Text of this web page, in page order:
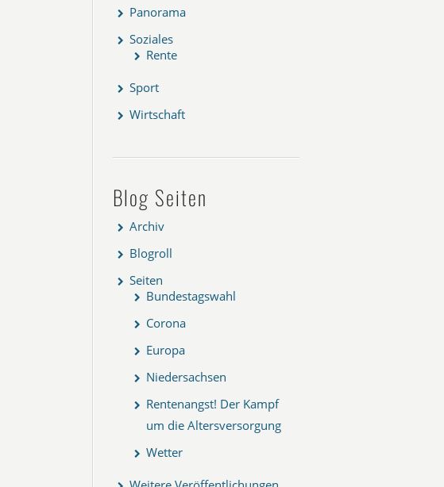
Panorama
Soziales
Rente
Sport
Wirtschaft
Blog Seiten
Archiv
Blogroll
Seiten
Bundestagswahl
Corona
Europa
Niedersachsen
Rentenangst! Der Kampf
um die Altersversorgung
Wetter